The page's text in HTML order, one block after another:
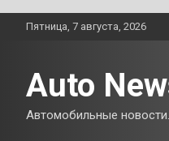
ПерейтиПятница, 7 августа, 2026
Auto
Автомобильные новости.